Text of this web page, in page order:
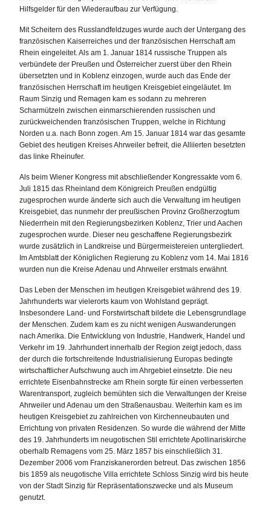
Hilfsgelder für den Wiederaufbau zur Verfügung.
Mit Scheitern des Russlandfeldzuges wurde auch der Untergang des
französischen Kaiserreiches und der französischen Herrschaft am
Rhein eingeleitet. Als am 1. Januar 1814 russische Truppen als
verbündete der Preußen und Österreicher zuerst über den Rhein
übersetzten und in Koblenz einzogen, wurde auch das Ende der
französischen Herrschaft im heutigen Kreisgebiet eingeläutet. Im
Raum Sinzig und Remagen kam es sodann zu mehreren
Scharmützeln zwischen einmarschierenden russischen und
zurückweichenden französischen Truppen, welche in Richtung
Norden u.a. nach Bonn zogen. Am 15. Januar 1814 war das gesamte
Gebiet des heutigen Kreises Ahrweiler befreit, die Alliierten besetzten
das linke Rheinufer.
Als beim Wiener Kongress mit abschließender Kongressakte vom 6.
Juli 1815 das Rheinland dem Königreich Preußen endgültig
zugesprochen wurde änderte sich auch die Verwaltung im heutigen
Kreisgebiet, das nunmehr der preußischen Provinz Großherzogtum
Niederrhein mit den Regierungsbezirken Koblenz, Trier und Aachen
zugesprochen wurde. Dieser neu geschaffene Regierungsbezirk
wurde zusätzlich in Landkreise und Bürgermeistereien untergliedert.
Im Amtsblatt der Königlichen Regierung zu Koblenz vom 14. Mai 1816
wurden nun die Kreise Adenau und Ahrweiler erstmals erwähnt.
Das Leben der Menschen im heutigen Kreisgebiet während des 19.
Jahrhunderts war vielerorts kaum von Wohlstand geprägt.
Insbesondere Land- und Forstwirtschaft bildete die Lebensgrundlage
der Menschen. Zudem kam es zu nicht wenigen Auswanderungen
nach Amerika. Die Entwicklung von Industrie, Handwerk, Handel und
Verkehr im 19. Jahrhundert innerhalb der Region zeigt jedoch, dass
der durch die fortschreitende Industrialisierung Europas bedingte
wirtschaftlicher Aufschwung auch im Ahrgebiet einsetzte. Die neu
errichtete Eisenbahnstrecke am Rhein sorgte für einen verbesserten
Warentransport, zugleich bemühten sich die Verwaltungen der Kreise
Ahrweiler und Adenau um den Straßenausbau. Weiterhin kam es im
heutigen Kreisgebiet zu zahlreichen von Kirchenneubauten und
Errichtung von privaten Residenzen. So wurde die während der Mitte
des 19. Jahrhunderts im neugotischen Stil errichtete Apollinariskirche
oberhalb Remagens vom 25. März 1857 bis einschließlich 31.
Dezember 2006 vom Franziskanerorden betreut. Das zwischen 1856
bis 1859 als neugotische Villa errichtete Schloss Sinzig wird bis heute
von der Stadt Sinzig für Repräsentationszwecke und als Museum
genutzt.